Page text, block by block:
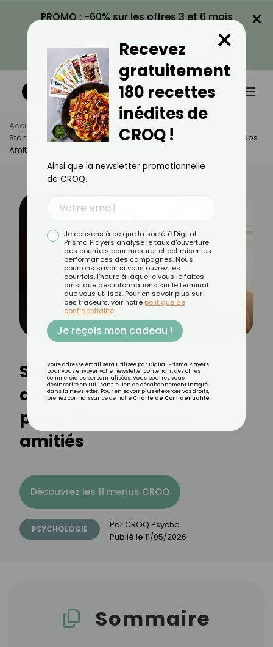
PROMO : -60% sur les offres 3 et 6 mois
VOIR LA PROMO
×
Accueil Actus
Psychologie
Stammtisch : Le Rituel Allemand Simple Qui Pourrait Sauver Nos
Amitiés
Stammtisch : le rituel
allemand simple qui
pourrait sauver nos
amitiés
Découvrez les 11 menus CROQ
PSYCHOLOGIE Par CROQ Psycho
Publié le 11/05/2026
Sommaire
Recevez
gratuitement
180 recettes
inédites de
CROQ !
×
Ainsi que la newsletter promotionnelle
de CROQ.
Je consens à ce que la société Digital
Prisma Players analyse le taux d'ouverture
des courriels pour mesurer et optimiser les
performances des campagnes. Nous
pourrons savoir si vous ouvrez les
courriels, l'heure à laquelle vous le faites
ainsi que des informations sur le terminal
que vous utilisez. Pour en savoir plus sur
ces traceurs, voir notre politique de
confidentialité.
Je reçois mon cadeau !
Votre adresse email sera utilisée par Digital Prisma Players
pour vous envoyer votre newsletter contenant des offres
commerciales personnalisées. Vous pourrez vous
désinscrire en utilisant le lien de désabonnement intégré
dans la newsletter. Pour en savoir plus et exercer vos droits,
prenez connaissance de notre Charte de Confidentialité.